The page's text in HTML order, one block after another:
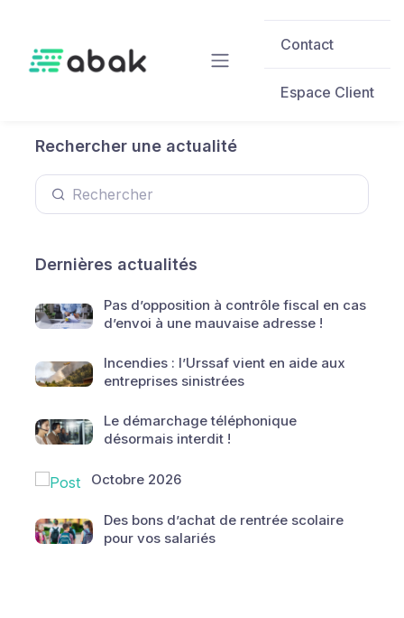
Contact
Espace Client
Rechercher une actualité
Dernières actualités
Pas d’opposition à contrôle fiscal en cas
d’envoi à une mauvaise adresse !
Incendies : l’Urssaf vient en aide aux
entreprises sinistrées
Le démarchage téléphonique
désormais interdit !
Octobre 2026
Des bons d’achat de rentrée scolaire
pour vos salariés